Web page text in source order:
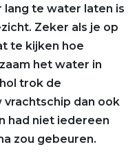
lang te water laten is
Zeker als je op
te kijken hoe
het water in
trok de
dan ook
had niet iedereen
zou gebeuren.